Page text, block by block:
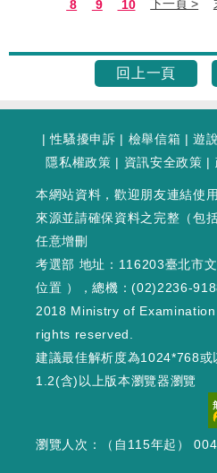
前
回上一頁
|性騷擾申訴 | 檢舉信箱 |遊
隱私權政策 | 資訊安全政策 |
本網站資料，歡迎朋友連結使
來源並請確保資料之完整（包
任意增刪
考選部 地址：116203臺北市
位置 ），總機：(02)2236-
2018 Ministry of
rights reserved.
建議最佳解析度為1024*768或
1.2(含)以上版本瀏覽器瀏覽
瀏覽人次：（自115年起）